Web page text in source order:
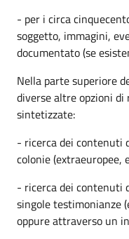
- per i circa
soggetto, immagini,
documentato (se
Nella parte superiore
diverse altre opzioni
sintetizzate:
- ricerca dei contenuti
colonie (extraeuropee,
- ricerca dei contenuti
singole testimonianze
oppure attraverso un